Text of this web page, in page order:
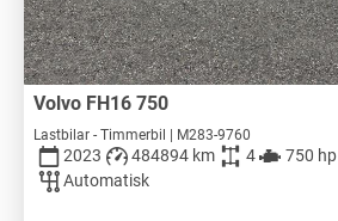
Volvo FH16 750
Lastbilar - Timmerbil | M283-9760
2023 484894 km 4 750 hp
Automatisk